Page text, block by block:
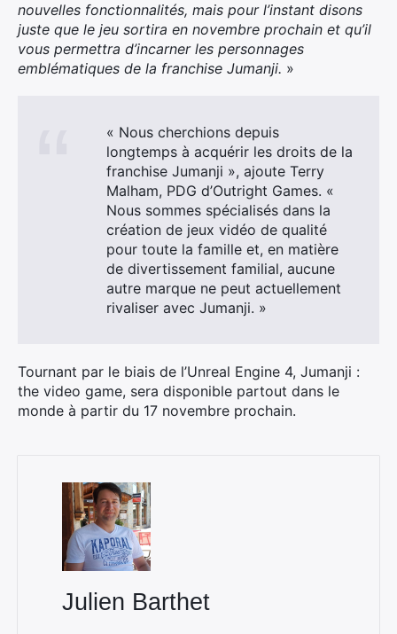
nouvelles fonctionnalités, mais pour l’instant disons
juste que le jeu sortira en novembre prochain et qu’il
vous permettra d’incarner les personnages
emblématiques de la franchise Jumanji. »
« Nous cherchions depuis
longtemps à acquérir les droits de la
franchise Jumanji », ajoute Terry
Malham, PDG d’Outright Games. «
Nous sommes spécialisés dans la
création de jeux vidéo de qualité
pour toute la famille et, en matière
de divertissement familial, aucune
autre marque ne peut actuellement
rivaliser avec Jumanji. »
Tournant par le biais de l’Unreal Engine 4, Jumanji :
the video game, sera disponible partout dans le
monde à partir du 17 novembre prochain.
Julien Barthet